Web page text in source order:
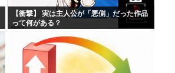
【衝撃】 実は主人公が「悪側」だった作品
って何がある？